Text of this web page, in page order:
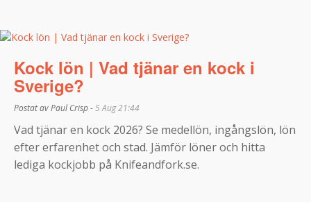
Kock lön | Vad tjänar en kock i
Sverige?
Postat av Paul Crisp -5 Aug 21:44
Vad tjänar en kock 2026? Se medellön, ingångslön, lön
efter erfarenhet och stad. Jämför löner och hitta
lediga kockjobb på Knifeandfork.se.